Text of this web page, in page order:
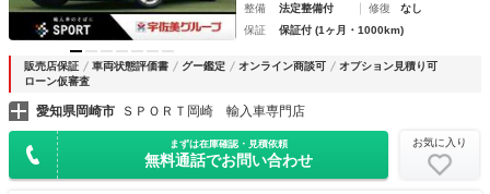
整備
法定整備付 修復
なし
保証
保証付 (1ヶ月・1000km)
販売店保証 車両状態評価書 グー鑑定 オンライン商談可
オプション見積り可
ローン仮審査
愛知県岡崎市 ＳＰＯＲＴ岡崎 輸入車専門店
まずは在庫確認・見積依頼
無料通話でお問い合わせ
お気に入り